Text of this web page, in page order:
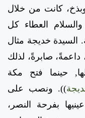
كانت من خلال
العطاء كل
السيدة خديجة مثال
داعمةً، صابرةً، لذلك
حينما فتح مكة
)). ونصب على
بفرحة النصر،